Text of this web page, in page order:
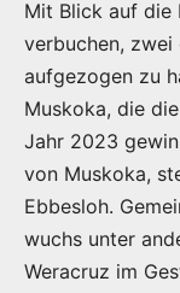
Mit Blick auf die
verbuchen,
aufgezogen zu
Muskoka, die
Jahr 2023
von Muskoka,
Ebbesloh.
wuchs unter
Weracruz im